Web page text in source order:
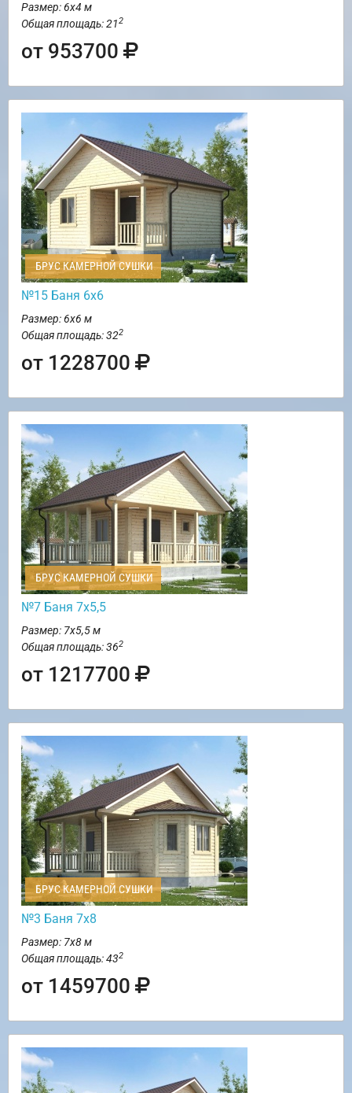
Размер: 6х4 м
Общая площадь: 212
от 953700
БРУС КАМЕРНОЙ СУШКИ
№15 Баня 6х6
Размер: 6х6 м
Общая площадь: 322
от 1228700
БРУС КАМЕРНОЙ СУШКИ
№7 Баня 7х5,5
Размер: 7х5,5 м
Общая площадь: 362
от 1217700
БРУС КАМЕРНОЙ СУШКИ
№3 Баня 7х8
Размер: 7х8 м
Общая площадь: 432
от 1459700